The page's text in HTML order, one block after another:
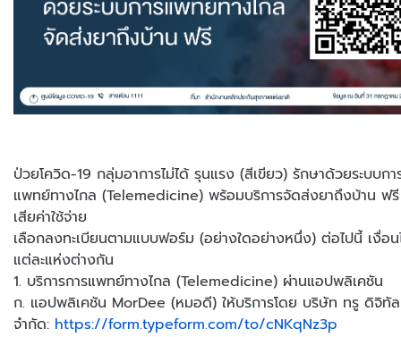
ป่วยโควิด-19 กลุ่มอาการไม่ได้ รุนแรง (สีเขียว) รักษาด้วยระบบกา
แพทย์ทางไกล (Telemedicine) พร้อมบริการจัดส่งยาถึงบ้าน ฟ
เสียค่าใช้จ่าย
เลือกลงทะเบียนตามแบบฟอร์ม (อย่างใดอย่างหนึ่ง) ต่อไปนี้ เงื่อน
แต่ละแห่งต่างกัน
1. บริการการแพทย์ทางไกล (Telemedicine) ผ่านแอปพลิเคชัน
ก. แอปพลิเคชัน MorDee (หมอดี) ให้บริการโดย บริษัท ทรู ดิจิทั
จำกัด: https://form.typeform.com/to/cNKqNz3p